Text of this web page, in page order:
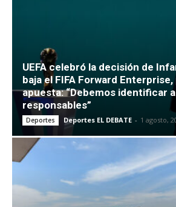
UEFA celebró la decisión de
baja el FIFA Forward
apuesta: “Debemos identificar
responsables”
Deportes Deportes EL DEBATE - 1 agosto,